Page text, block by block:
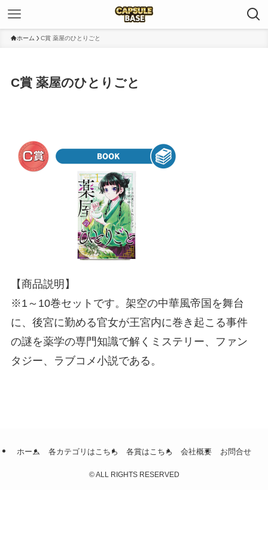
ホーム C賞 薬屋のひとりごと
C賞 薬屋のひとりごと
【商品説明】
※1～10巻セットです。架空の中華風帝国を舞台
に、後宮に勤める官女が王宮内に巻き起こる事件
の謎を薬学の専門知識で解くミステリー、ファン
タジー、ラブコメ小説である。
ホーム 各カテゴリはこちら 各賞はこちら 会社概要 お問合せ
©ALL RIGHTS RESERVED